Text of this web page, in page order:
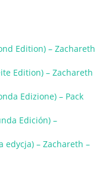
Edition) – Zachareth
Edition) – Zachareth
Edizione) – Pack
Edición) –
edycja) – Zachareth –